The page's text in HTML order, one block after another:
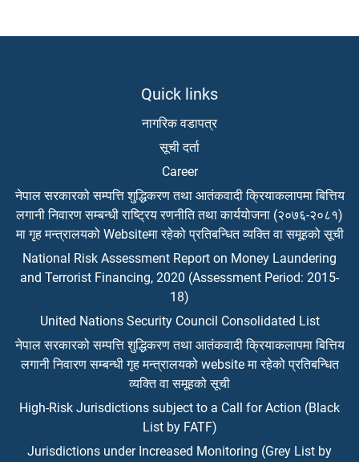
Quick links
नागरिक वडापत्र
सूची दर्ता
Career
नेपाल सरकारको सम्पत्ति शुद्धिकरण तथा आतंकवादी क्रियाकलापमा बित्तिय
लगानी निवारण सम्बन्धी राष्ट्रिय रणनीति तथा कार्ययोजना (२०७६-२०८१)
मा गृह मन्त्रालयको Websiteमा रहेको प्रतिबन्धित व्यक्ति वा समूहको सूची
National Risk Assessment Report on Money Laundering
and Terrorist Financing, 2020 (Assessment Period: 2015-
18)
United Nations Security Council Consolidated List
नेपाल सरकारको सम्पत्ति शुद्धिकरण तथा आतंकवादी क्रियाकलापमा बित्तिय
लगानी निवारण सम्बन्धी गृह मन्त्रालयको website मा रहेको प्रतिबन्धित
व्यक्ति वा समूहको सूची
High-Risk Jurisdictions subject to a Call for Action (Black
List by FATF)
Jurisdictions under Increased Monitoring (Grey List by